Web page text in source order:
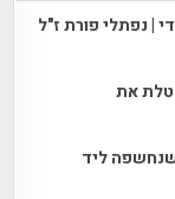
| נפתלי פורת ז"ל
את
ליד